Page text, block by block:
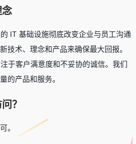
IT 基础设施彻底改变企业与员工沟通
技术、理念和产品来确保最大回报。
于客户满意度和不妥协的诚信。我们
的产品和服务。
？
。